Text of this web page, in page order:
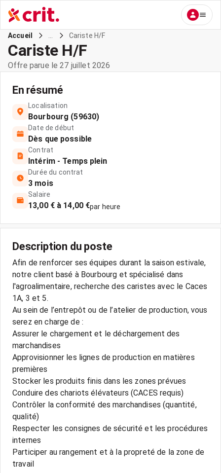
Accueil Cariste H/F
Cariste H/F
Offre parue le 27 juillet 2026
En résumé
Localisation
Bourbourg (59630)
Date de début
Dès que possible
Contrat
Intérim - Temps plein
Durée du contrat
3 mois
Salaire
13,00 € à 14,00 €par heure
Description du poste
Afin de renforcer ses équipes durant la saison estivale,
notre client basé à Bourbourg et spécialisé dans
l'agroalimentaire, recherche des caristes avec le Caces
1A, 3 et 5.
Au sein de l’entrepôt ou de l’atelier de production, vous
serez en charge de :
Assurer le chargement et le déchargement des
marchandises
Approvisionner les lignes de production en matières
premières
Stocker les produits finis dans les zones prévues
Conduire des chariots élévateurs (CACES requis)
Contrôler la conformité des marchandises (quantité,
qualité)
Respecter les consignes de sécurité et les procédures
internes
Participer au rangement et à la propreté de la zone de
travail